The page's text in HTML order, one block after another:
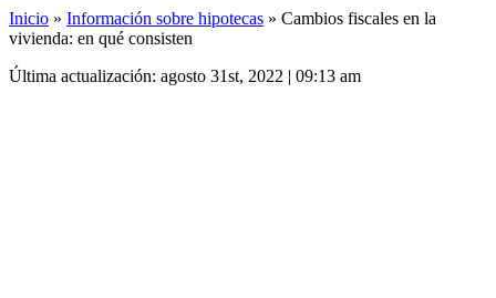
Inicio » Información sobre hipotecas » Cambios fiscales en la
vivienda: en qué consisten
Última actualización: agosto 31st, 2022 | 09:13 am